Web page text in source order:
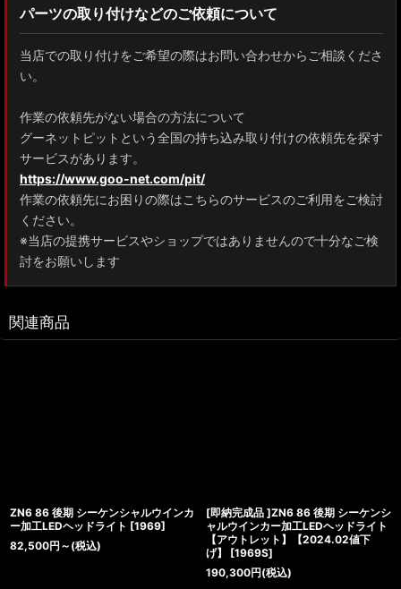
パーツの取り付けなどのご依頼について
当店での取り付けをご希望の際はお問い合わせからご相談くださ
い。
作業の依頼先がない場合の方法について
グーネットピットという全国の持ち込み取り付けの依頼先を探す
サービスがあります。
https://www.goo-net.com/pit/
作業の依頼先にお困りの際はこちらのサービスのご利用をご検討
ください。
※当店の提携サービスやショップではありませんので十分なご検
討をお願いします
関連商品
ZN6 86 後期 シーケンシャルウインカ
ー加工LEDヘッドライト [1969]
82,500円 ～ (税込)
[即納完成品 ]ZN6 86 後期 シーケンシ
ャルウインカー加工LEDヘッドライト
【アウトレット】【2024.02値下
げ】
[1969S]
190,300円(税込)